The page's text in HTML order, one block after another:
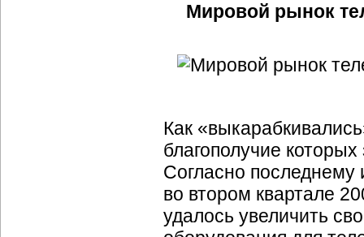
Мировой рынок
Как
благополучие
Согласно
во втором квартале
удалось увеличить